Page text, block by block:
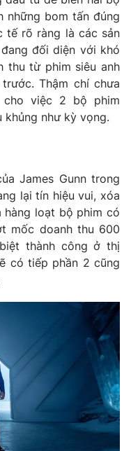
không có sự chấp
khi phát hành lại
bom tấn đúng
tế rõ ràng là các sản
đối diện với khó
thu từ phim siêu anh
Thậm chí chưa
việc 2 bộ phim
như kỳ vọng.
James Gunn trong
lại tín hiệu vui, xóa
loạt bộ phim có
mốc doanh thu 600
thành công ở thị
có tiếp phần 2 cũng